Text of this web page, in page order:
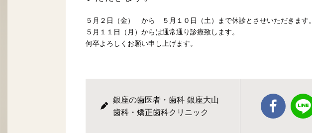
５月２日（金） から ５月１０日（土）まで休診とさせいただきます。
５月１１日（月）からは通常通り診療致します。
何卒よろしくお願い申し上げます。
銀座の歯医者・歯科 銀座大山
歯科・矯正歯科クリニック